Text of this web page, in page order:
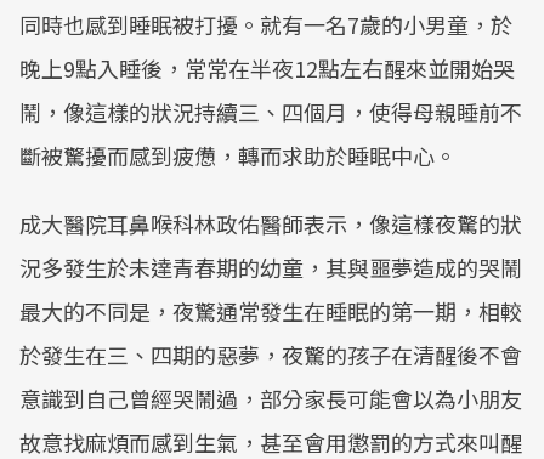
同時也感到睡眠被打擾。就有一名7歲的小男童，於
晚上9點入睡後，常常在半夜12點左右醒來並開始哭
鬧，像這樣的狀況持續三、四個月，使得母親睡前不
斷被驚擾而感到疲憊，轉而求助於睡眠中心。
成大醫院耳鼻喉科林政佑醫師表示，像這樣夜驚的狀
況多發生於未達青春期的幼童，其與噩夢造成的哭鬧
最大的不同是，夜驚通常發生在睡眠的第一期，相較
於發生在三、四期的惡夢，夜驚的孩子在清醒後不會
意識到自己曾經哭鬧過，部分家長可能會以為小朋友
故意找麻煩而感到生氣，甚至會用懲罰的方式來叫醒